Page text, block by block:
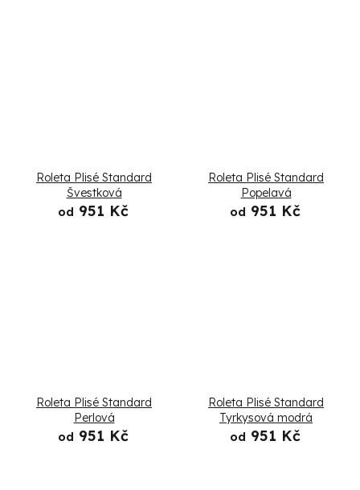
Roleta Plisé Standard
Švestková
od 951 Kč
Roleta Plisé Standard
Popelavá
od 951 Kč
Roleta Plisé Standard
Perlová
od 951 Kč
Roleta Plisé Standard
Tyrkysová modrá
od 951 Kč